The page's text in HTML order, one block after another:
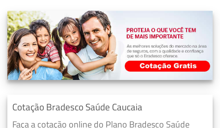
Cotação Bradesco Saúde Caucaia
Faça a cotação online do Plano Bradesco Saúde